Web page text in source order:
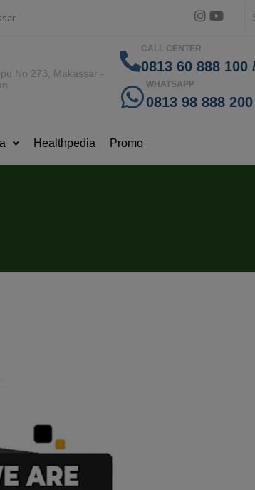
No 273, Makassar -
CALL CENTER
0813 60 888 100
WHATSAPP
0813 98 888 200
Healthpedia Promo